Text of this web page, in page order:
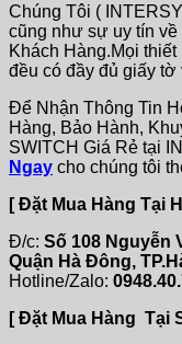
Chúng Tôi (
cũng như sự uy tín
Khách Hàng.Mọi
đều có đầy đủ giấy
Để Nhận Thông Tin
Hàng, Bảo Hành,
SWITCH Giá Rẻ tại
Ngay cho chúng tôi
[ Đặt Mua Hàng Tại
Đ/c: Số 108 Nguyễn
Quận Hà Đông,
Hotline/Zalo:
[ Đặt Mua Hàng Tại